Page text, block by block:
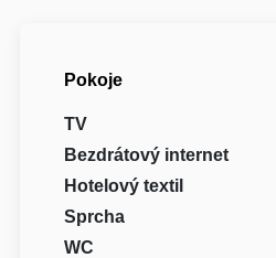
Pokoje
TV
Bezdrátový internet
Hotelový textil
Sprcha
WC